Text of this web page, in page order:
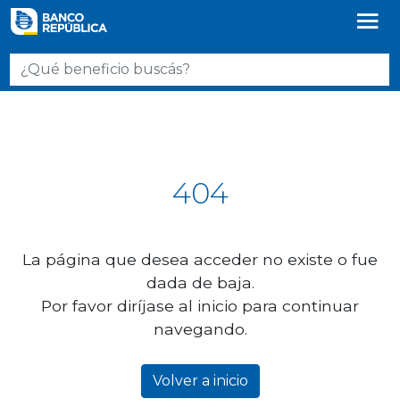
404
La página que desea acceder no existe o fue
dada de baja.
Por favor diríjase al inicio para continuar
navegando.
Volver a inicio